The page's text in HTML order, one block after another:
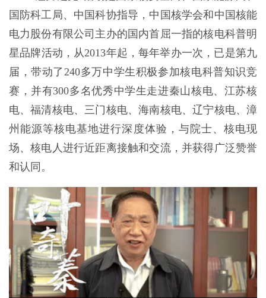
国防科工局、中国科协指导，中国核学会和中国核能
电力股份有限公司主办的国内首屈一指的核电科普明
星品牌活动，从2013年起，每年举办一次，已是第九
届，带动了240多万中学生积极参加核电科普知识竞
赛，并有300多名优秀中学生走进秦山核电、江苏核
电、福清核电、三门核电、海南核电、辽宁核电、漳
州能源等核电基地进行深度体验，与院士、核电现
场、核电人进行近距离接触和交流，并获得广泛赞誉
和认同。